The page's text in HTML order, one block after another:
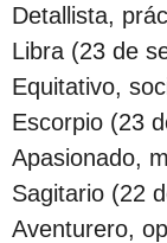
Detallista,
Libra (23 de
Equitativo,
Escorpio (23
Apasionado,
Sagitario (22
Aventurero,